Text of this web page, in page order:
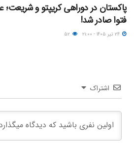
پاکستان در دوراهی کریپتو و شریعت؛
فتوا صادر شد!
اشتراک